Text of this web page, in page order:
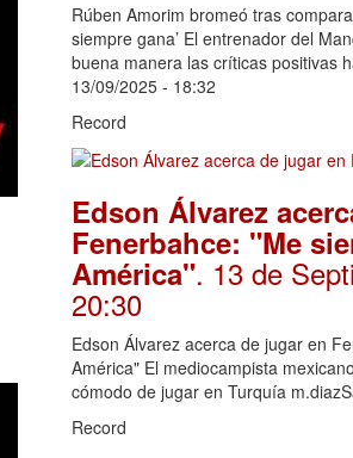
Rúben Amorim bromeó tras
siempre gana’ El entrenador del
buena manera las críticas positivas
13/09/2025 - 18:32
Record
Edson Álvarez
Fenerbahce: "Me
América". 13 de
20:30
Edson Álvarez acerca de jugar en
América" El mediocampista
cómodo de jugar en Turquía
Record